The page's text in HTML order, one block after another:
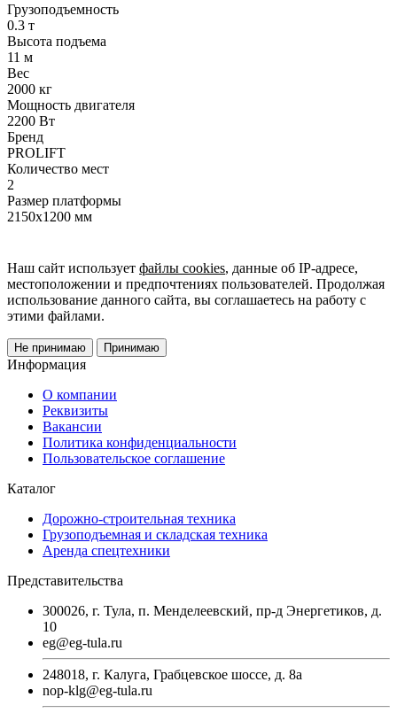
Грузоподъемность
0.3 т
Высота подъема
11 м
Вес
2000 кг
Мощность двигателя
2200 Вт
Бренд
PROLIFT
Количество мест
2
Размер платформы
2150x1200 мм
Наш сайт использует файлы cookies, данные об IP-адресе,
местоположении и предпочтениях пользователей. Продолжая
использование данного сайта, вы соглашаетесь на работу с
этими файлами.
Не принимаю Принимаю
Информация
О компании
Реквизиты
Вакансии
Политика конфиденциальности
Пользовательское соглашение
Каталог
Дорожно-строительная техника
Грузоподъемная и складская техника
Аренда спецтехники
Представительства
300026, г. Тула, п. Менделеевский, пр-д Энергетиков, д.
10
eg@eg-tula.ru
248018, г. Калуга, Грабцевское шоссе, д. 8а
nop-klg@eg-tula.ru